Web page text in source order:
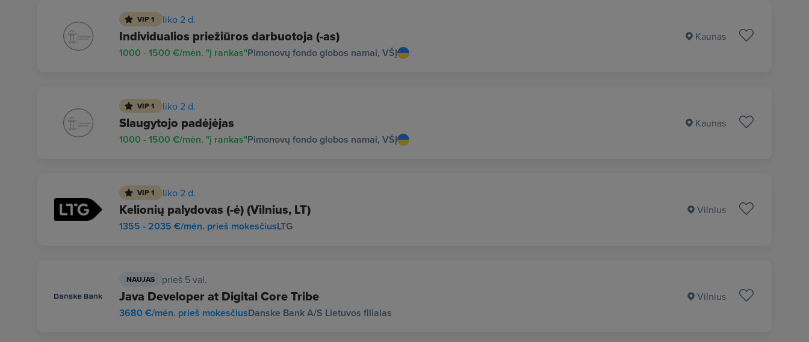
VIP 1 liko 2 d.
Individualios priežiūros darbuotoja (-as)
Pimonovų fondo globos namai, VŠĮ
1000 - 1500 €/mėn. "į rankas"
Kaunas
VIP 1 liko 2 d.
Slaugytojo padėjėjas
Pimonovų fondo globos namai, VŠĮ
1000 - 1500 €/mėn. "į rankas"
Kaunas
VIP 1 liko 2 d.
Kelionių palydovas (-ė) (Vilnius, LT)
LTG
1355 - 2035 €/mėn. prieš mokesčius
Vilnius
NAUJAS prieš 5 val.
Java Developer at Digital Core Tribe
Danske Bank A/S Lietuvos filialas
3680 €/mėn. prieš mokesčius
Vilnius